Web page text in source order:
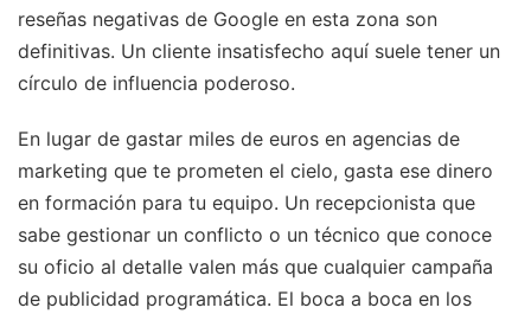
reseñas negativas de Google en esta zona son
definitivas. Un cliente insatisfecho aquí suele tener un
círculo de influencia poderoso.
En lugar de gastar miles de euros en agencias de
marketing que te prometen el cielo, gasta ese dinero
en formación para tu equipo. Un recepcionista que
sabe gestionar un conflicto o un técnico que conoce
su oficio al detalle valen más que cualquier campaña
de publicidad programática. El boca a boca en los